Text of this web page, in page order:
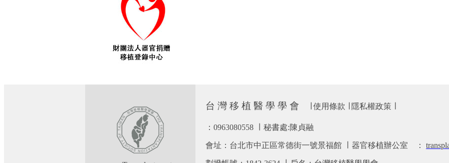
台 灣 移 植 醫 學 學 會 使用條款 隱私權政策
：0963080558 ∣ 秘書處:陳貞融
會址：台北市中正區常德街一號景福館 ∣ 器官移植辦公室 ：